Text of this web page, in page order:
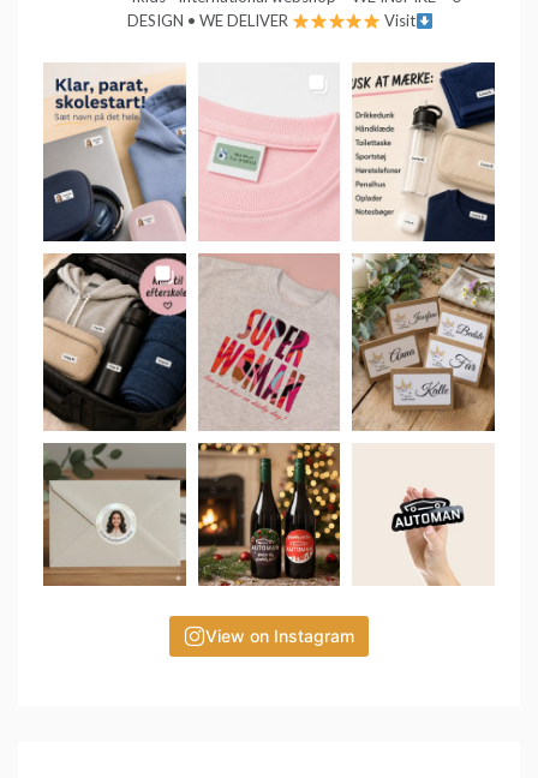
DESIGN • WE DELIVER
Visit
View on Instagram